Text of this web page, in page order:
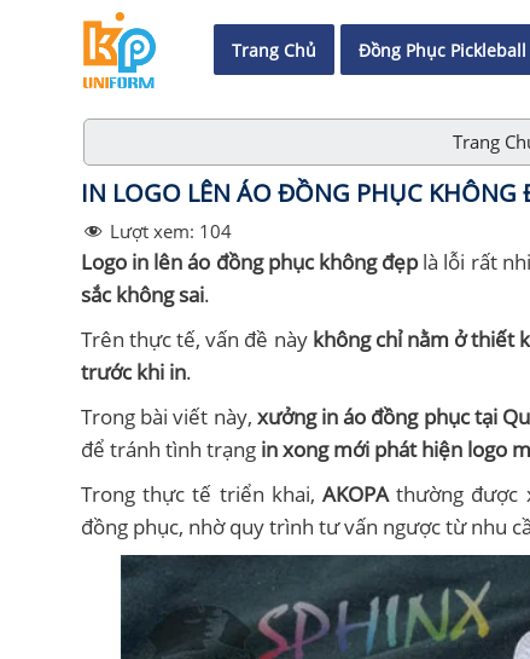
Trang Chủ Đồng Phục Pickleball
Trang
IN LOGO LÊN ÁO ĐỒNG PHỤC KHÔNG
Lượt xem: 104
Logo in lên áo đồng phục không đẹplà lỗi rất
sắc không sai.
Trên thực tế, vấn đề này không chỉ nằm ở thiết
trước khi in.
Trong bài viết này, xưởng in áo đồng phục tại
để tránh tình trạng in xong mới phát hiện logo
Trong thực tế triển khai,AKOPAthường được
đồng phục, nhờ quy trình tư vấn ngược từ nhu